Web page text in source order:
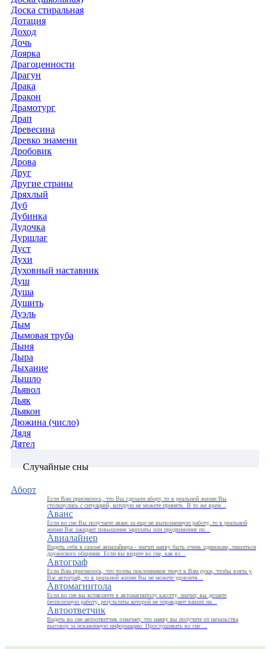
Доска стиральная
Дотация
Доход
Дочь
Доярка
Драгоценности
Драгун
Драка
Дракон
Драмотург
Драп
Древесина
Древко знамени
Дробовик
Дрова
Друг
Другие страны
Дряхлый
Дуб
Дубинка
Дудочка
Дуршлаг
Дуст
Духи
Духовный наставник
Душ
Душа
Душить
Дуэль
Дым
Дымовая труба
Дыня
Дыра
Дыхание
Дышло
Дьявол
Дьяк
Дьякон
Дюжина (число)
Дядя
Дятел
Случайные сны
Аборт
Если Вам приснилось, что Вы сделали аборт, то в реальной жизни Вы
столкнулись с ситуацией, которую не можете принять. В то же врем...
Аванс
Если во сне Вы получаете аванс за еще не выполненную работу, то в реальной
жизни Вас ожидает повышение зарплаты или продвижение по...
Авиалайнер
Видеть себя в салоне авиалайнера - значит наяву быть очень одиноким, лишиться
дружеского общения. Если вы видите во сне, как вз...
Автограф
Если Вам приснилось, что толпы поклонников тянут к Вам руки, чтобы взять у
Вас автограф, то в реальной жизни Вы не можете удовлетв...
Автомагнитола
Если во сне вы вставляете в автомагнитолу кассету, значит, вы делаете
бесполезную работу, результаты которой не оправдают ваших на...
Автоответчик
Видеть во сне автоответчик означает, что наяву вы получите от начальства
выговор за искаженную информацию. Прослушивать во сне ...